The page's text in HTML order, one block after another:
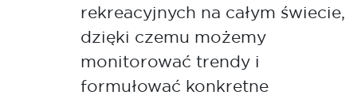
rekreacyjnych na całym świecie,
dzięki czemu możemy
monitorować trendy i
formułować konkretne